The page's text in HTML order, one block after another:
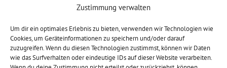
Zustimmung verwalten
Um dir ein optimales Erlebnis zu bieten, verwenden wir Technologien wie
Cookies, um Geräteinformationen zu speichern und/oder darauf
zuzugreifen. Wenn du diesen Technologien zustimmst, können wir Daten
wie das Surfverhalten oder eindeutige IDs auf dieser Website verarbeiten.
Stefan Gößwein (Kassierer)
Am großen Horbweg 3
97225 Zellingen